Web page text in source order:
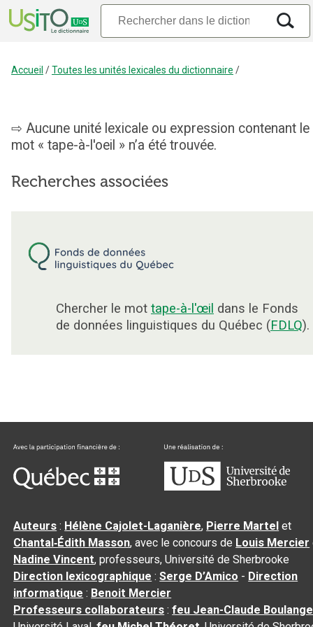
Accueil /Toutes les unités lexicales du dictionnaire /
Aucune unité lexicale ou expression contenant le
mot « tape-à-l'oeil » n’a été trouvée.
Recherches associées
Chercher le mot tape-à-l'œil dans le Fonds
de données linguistiques du Québec (FDLQ).
Auteurs : Hélène Cajolet-Laganière, Pierre Martel et
Chantal‑Édith Masson, avec le concours de Louis Mercier
Nadine Vincent, professeurs, Université de Sherbrooke
Direction lexicographique :Serge D’Amico - Direction
informatique : Benoit Mercier
Professeurs collaborateurs :feu Jean-Claude